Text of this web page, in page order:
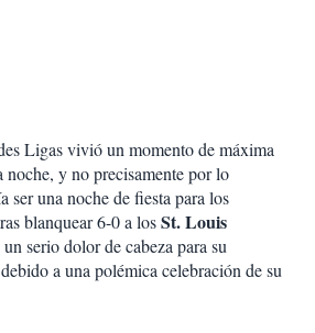
Ligas vivió un momento de máxima
noche, y no precisamente por lo
ser una noche de fiesta para los
blanquear 6-0 a losSt. Louis
serio dolor de cabeza para su
a una polémica celebración de su